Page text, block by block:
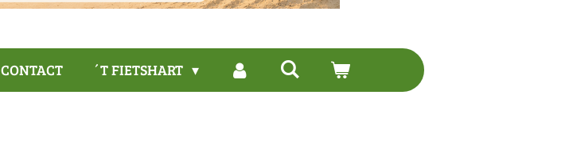
CONTACT ´T FIETSHART